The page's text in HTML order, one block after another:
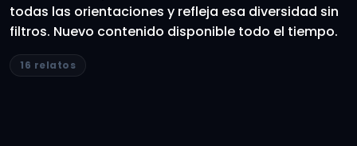
todas las orientaciones y refleja esa diversidad sin
filtros. Nuevo contenido disponible todo el tiempo.
16 relatos